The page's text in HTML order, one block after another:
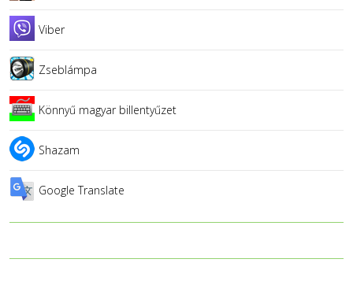
Viber
Zseblámpa
Könnyű magyar billentyűzet
Shazam
Google Translate